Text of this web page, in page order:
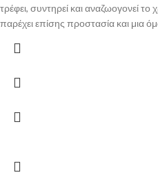
τρέφει, συντηρεί και αναζωογονεί
παρέχει επίσης προστασία και μια